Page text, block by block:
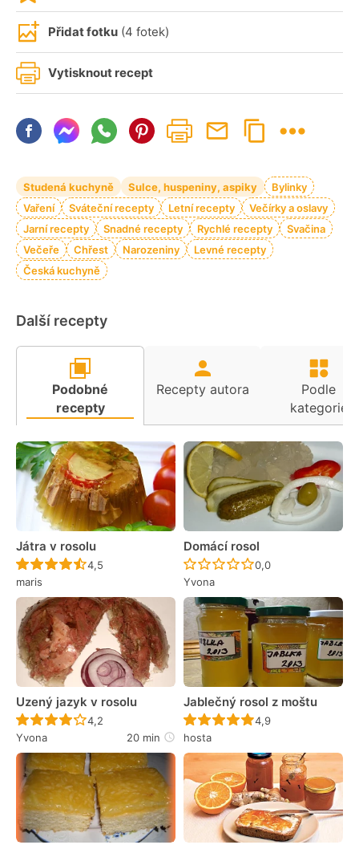
Přidat fotku (4 fotek)
Vytisknout recept
Studená kuchyně Sulce, huspeniny, aspiky
Bylinky
Vaření
Sváteční recepty Letní recepty
Večírky a oslavy
Jarní recepty
Snadné recepty Rychlé recepty
Svačina
Večeře
Chřest Narozeniny
Levné recepty
Česká kuchyně
Další recepty
Podobné
recepty
Recepty autora
Podle
kategorie
Játra v rosolu
Recept ještě nebyl hodnocen
4,5
maris
Domácí rosol
Recept ještě nebyl
0,0
Yvona
Uzený jazyk v rosolu
Recept ještě nebyl hodnocen
4,2
Yvona
20 min
Jablečný rosol z moštu
Recept ještě nebyl
4,9
hosta